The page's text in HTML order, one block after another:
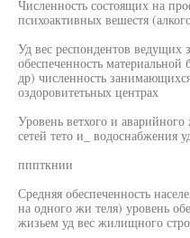
Численность состоящих на
психоактивных вешестя
Уд вес респондентов ведущих
обеспеченность
др) численность
оздоровитетьных центрах
Уровень ветхого и
сетей тето и_ водоснабжения
пппткнии
Средняя обеспеченность
на одного жи теля) уровень
жизьем уд вес жилищного